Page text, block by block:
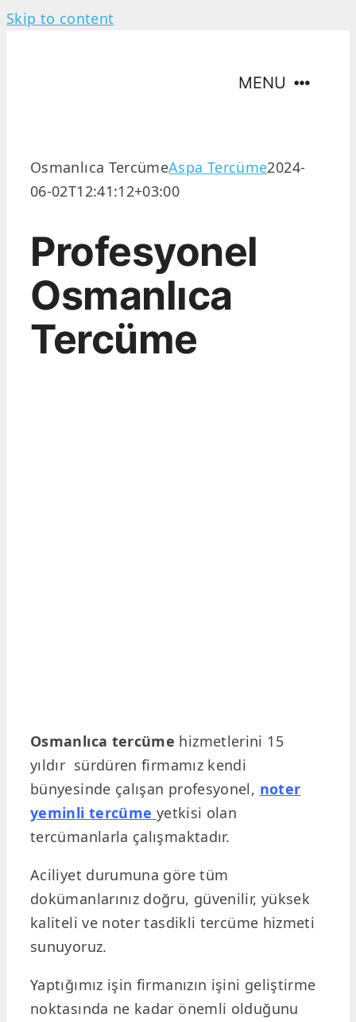
Skip to content
MENU
Tercüme Dilleri
İletişim
Osmanlıca TercümeAspa Tercüme2024-
06-02T12:41:12+03:00
Profesyonel
Osmanlıca
Tercüme
Osmanlıca tercüme hizmetlerini 15
yıldır sürdüren firmamız kendi
bünyesinde çalışan profesyonel, noter
yeminli tercüme yetkisi olan
tercümanlarla çalışmaktadır.
Aciliyet durumuna göre tüm
dokümanlarınız doğru, güvenilir, yüksek
kaliteli ve noter tasdikli tercüme hizmeti
sunuyoruz.
Yaptığımız işin firmanızın işini geliştirme
noktasında ne kadar önemli olduğunu